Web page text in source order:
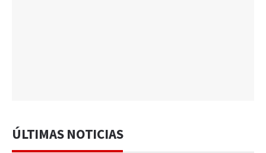
ÚLTIMAS NOTICIAS